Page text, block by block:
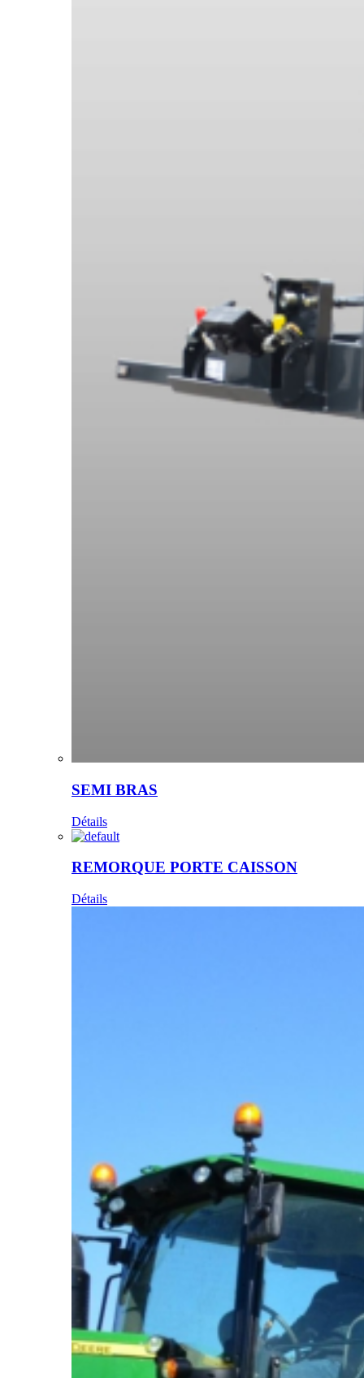
SEMI BRAS
Détails
REMORQUE PORTE CAISSON
Détails